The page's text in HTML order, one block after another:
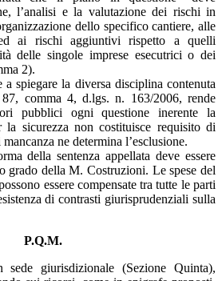
l’analisi e la valutazione dei rischi in
dello specifico cantiere, alle
ai rischi aggiuntivi rispetto a quelli
delle singole imprese esecutrici o dei
2).
a spiegare la diversa disciplina contenuta
comma 4, d.lgs. n. 163/2006, rende
pubblici ogni questione inerente la
sicurezza non costituisce requisito di
ne determina l’esclusione.
della sentenza appellata deve essere
grado della M. Costruzioni. Le spese del
essere compensate tra tutte le parti
di contrasti giurisprudenziali sulla
P.Q.M.
giurisdizionale (Sezione Quinta),